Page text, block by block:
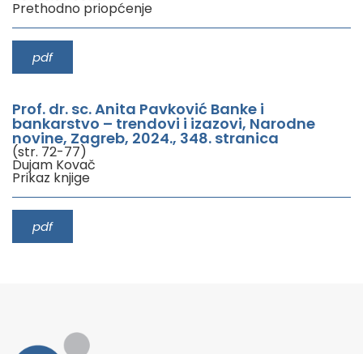
Prethodno priopćenje
pdf
Prof. dr. sc. Anita Pavković Banke i
bankarstvo – trendovi i izazovi, Narodne
novine, Zagreb, 2024., 348. stranica
(str. 72-77)
Dujam Kovač
Prikaz knjige
pdf